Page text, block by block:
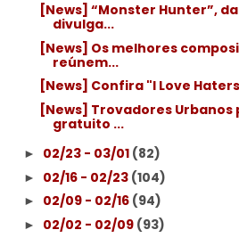
[News] “Monster Hunter”,
divulga...
[News] Os melhores
reúnem...
[News] Confira "I Love
[News] Trovadores
gratuito ...
► 02/23 - 03/01 (82)
► 02/16 - 02/23 (104)
► 02/09 - 02/16 (94)
► 02/02 - 02/09 (93)